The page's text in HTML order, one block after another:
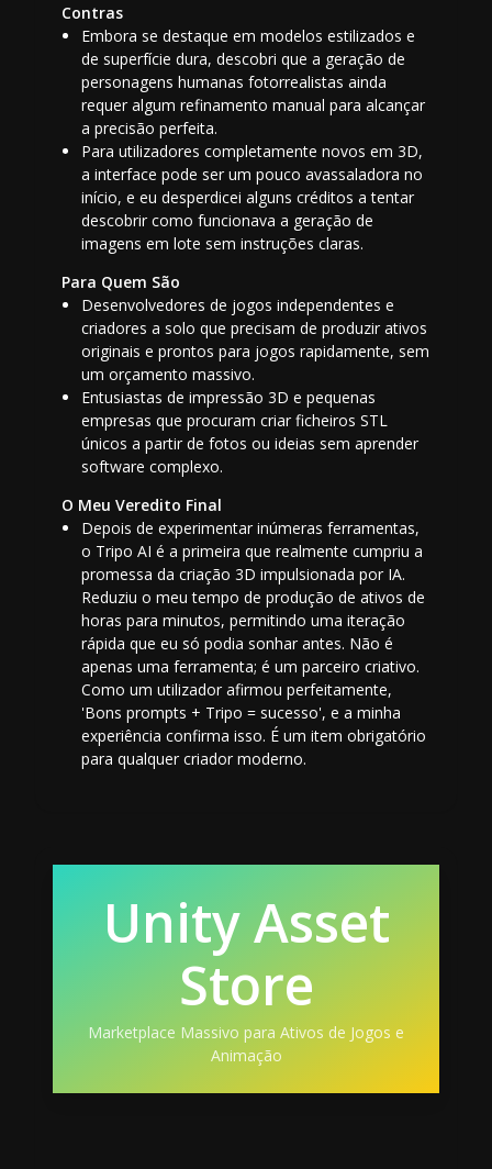
Contras
Embora se destaque em modelos estilizados e
de superfície dura, descobri que a geração de
personagens humanas fotorrealistas ainda
requer algum refinamento manual para alcançar
a precisão perfeita.
Para utilizadores completamente novos em 3D,
a interface pode ser um pouco avassaladora no
início, e eu desperdicei alguns créditos a tentar
descobrir como funcionava a geração de
imagens em lote sem instruções claras.
Para Quem São
Desenvolvedores de jogos independentes e
criadores a solo que precisam de produzir ativos
originais e prontos para jogos rapidamente, sem
um orçamento massivo.
Entusiastas de impressão 3D e pequenas
empresas que procuram criar ficheiros STL
únicos a partir de fotos ou ideias sem aprender
software complexo.
O Meu Veredito Final
Depois de experimentar inúmeras ferramentas,
o Tripo AI é a primeira que realmente cumpriu a
promessa da criação 3D impulsionada por IA.
Reduziu o meu tempo de produção de ativos de
horas para minutos, permitindo uma iteração
rápida que eu só podia sonhar antes. Não é
apenas uma ferramenta; é um parceiro criativo.
Como um utilizador afirmou perfeitamente,
'Bons prompts + Tripo = sucesso', e a minha
experiência confirma isso. É um item obrigatório
para qualquer criador moderno.
Unity Asset
Store
Marketplace Massivo para Ativos de Jogos e
Animação